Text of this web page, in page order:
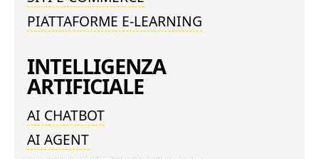
PIATTAFORME E-LEARNING
INTELLIGENZA
ARTIFICIALE
AI CHATBOT
AI AGENT